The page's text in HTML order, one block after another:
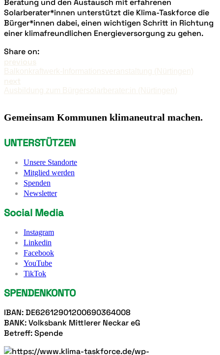
Beratung und den Austausch mit erfahrenen
Solarberater*innen unterstützt die Klima-Taskforce die
Bürger*innen dabei, einen wichtigen Schritt in Richtung
einer klimafreundlichen Energieversorgung zu gehen.
Share on:
previous
Balkonkraftwerk-Informationsveranstaltung (Nürtingen)
next
Ausbildung zum Bürgersolarberater:in (Nürtingen)
Gemeinsam Kommunen klimaneutral machen.
UNTERSTÜTZEN
Unsere Standorte
Mitglied werden
Spenden
Newsletter
Social Media
Instagram
Linkedin
Facebook
YouTube
TikTok
SPENDENKONTO
IBAN: DE62612901200690364008
BANK: Volksbank Mittlerer Neckar eG
Betreff: Spende